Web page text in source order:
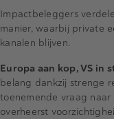
Impactbeleggers
manier, waarbij private
kanalen blijven.
Europa aan kop, VS in
belang dankzij strenge
toenemende vraag
overheerst